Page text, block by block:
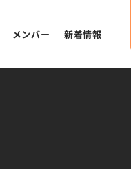
メンバー 新着情報